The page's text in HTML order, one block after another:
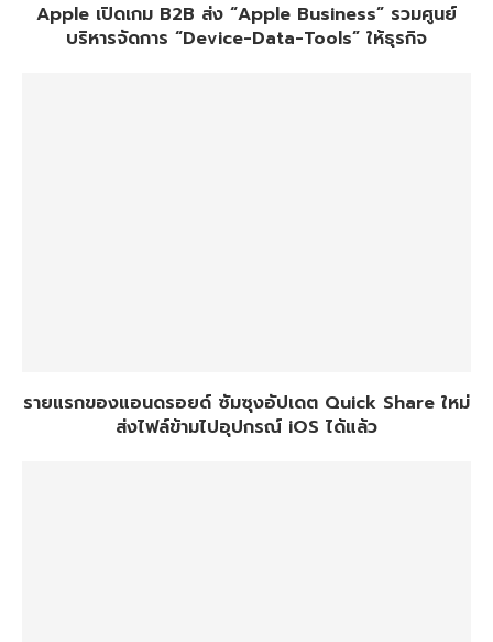
Apple เปิดเกม B2B ส่ง “Apple Business” รวมศูนย์
บริหารจัดการ “Device-Data-Tools” ให้ธุรกิจ
รายแรกของแอนดรอยด์ ซัมซุงอัปเดต Quick Share ใหม่
ส่งไฟล์ข้ามไปอุปกรณ์ iOS ได้แล้ว